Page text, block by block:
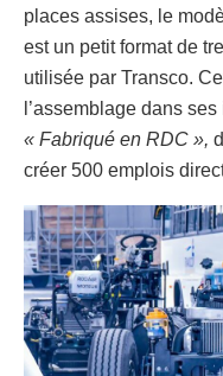
places assises, le
est un petit format de
utilisée par Transco.
l’assemblage dans
« Fabriqué en RDC »,
créer 500 emplois